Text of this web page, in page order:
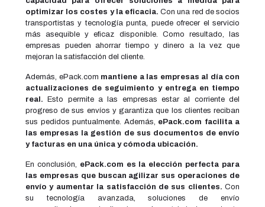
optimizar los costes y la eficacia. Con una red de socios
transportistas y tecnología punta, puede ofrecer el servicio
más asequible y eficaz disponible. Como resultado, las
empresas pueden ahorrar tiempo y dinero a la vez que
mejoran la satisfacción del cliente.
Además, ePack.com mantiene a las empresas al día con
actualizaciones de seguimiento y entrega en tiempo
real. Esto permite a las empresas estar al corriente del
progreso de sus envíos y garantiza que los clientes reciban
sus pedidos puntualmente. Además, ePack.com facilita a
las empresas la gestión de sus documentos de envío
y facturas en una única y cómoda ubicación.
En conclusión, ePack.com es la elección perfecta para
las empresas que buscan agilizar sus operaciones de
envío y aumentar la satisfacción de sus clientes. Con
su tecnología avanzada, soluciones de envío